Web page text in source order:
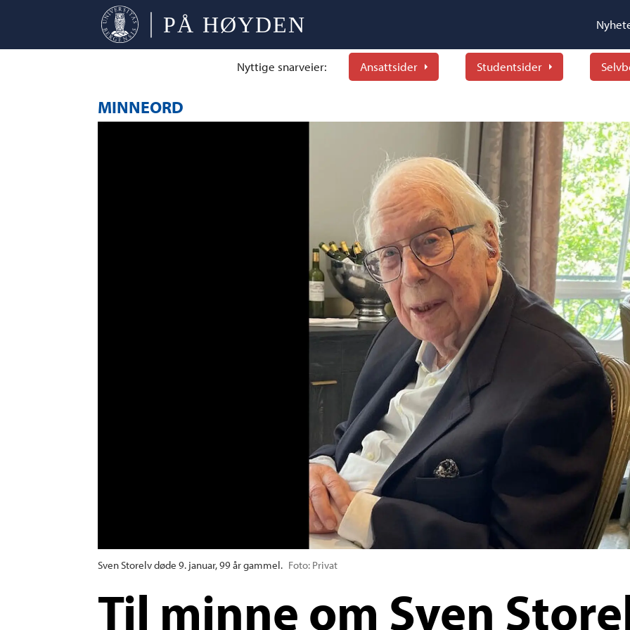
Nyttige snarveier: Ansattsider Studentsider
MINNEORD
Sven Storelv døde 9. januar, 99 år gammel. Foto: Privat
Til minne om Sven